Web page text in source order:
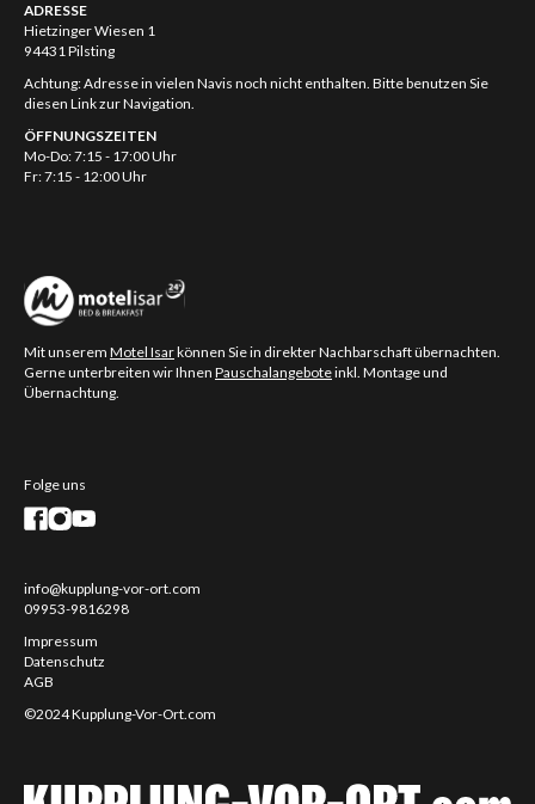
ADRESSE
Hietzinger Wiesen 1
94431 Pilsting
Achtung: Adresse in vielen Navis noch nicht enthalten. Bitte benutzen Sie
diesen Link zur Navigation.
ÖFFNUNGSZEITEN
Mo-Do: 7:15 - 17:00 Uhr
Fr: 7:15 - 12:00 Uhr
Mit unserem Motel Isarkönnen Sie in direkter Nachbarschaft übernachten.
Gerne unterbreiten wir Ihnen Pauschalangeboteinkl. Montage und
Übernachtung.
Folge uns
info@kupplung-vor-ort.com
09953-9816298
Impressum
Datenschutz
AGB
©2024 Kupplung-Vor-Ort.com